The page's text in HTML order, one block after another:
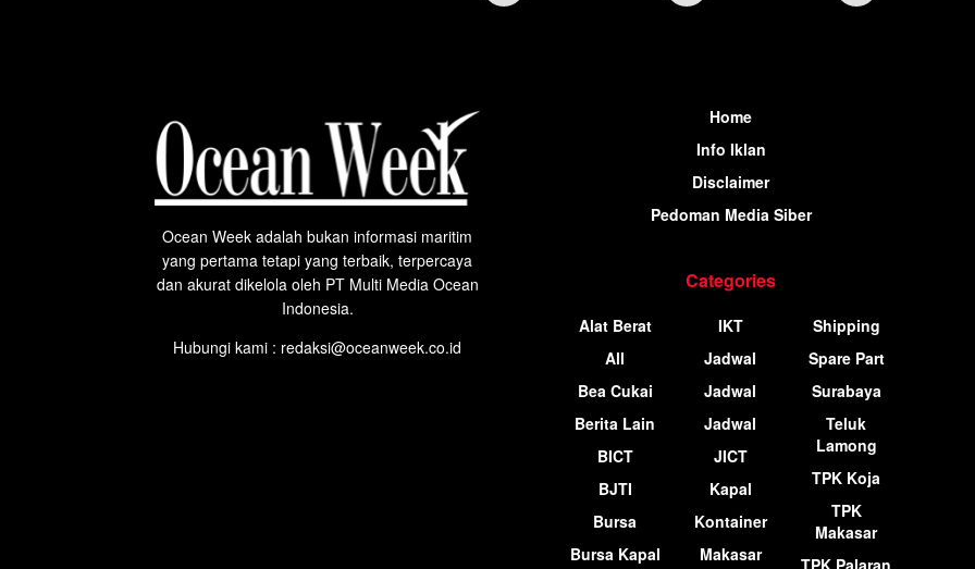
Ocean Week adalah bukan informasi maritim
yang pertama tetapi yang terbaik, terpercaya
dan akurat dikelola oleh PT Multi Media Ocean
Indonesia.
Hubungi kami : redaksi@oceanweek.co.id
Home
Info Iklan
Disclaimer
Pedoman Media Siber
Categories
Alat Berat
All
Bea Cukai
Berita Lain
BICT
BJTI
Bursa
Bursa Kapal
IKT
Jadwal
Jadwal
Jadwal
JICT
Kapal
Kontainer
Makasar
Shipping
Spare Part
Surabaya
Teluk
Lamong
TPK Koja
TPK
Makasar
TPK Palaran